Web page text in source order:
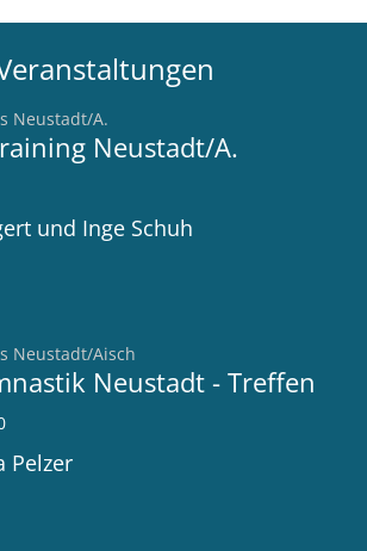
Neustadt/A.
Neustadt/A.
und Inge Schuh
Neustadt/Aisch
Neustadt - Treffen
Pelzer